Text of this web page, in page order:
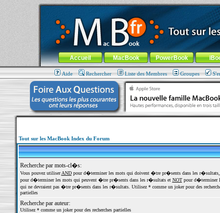
MacBook-fr.com : 100% Apple... 100% nomade !
Aller au contenu-Aller au menu général-Aller au menu de
Menu général
Accueil MacBook PowerBook
Aide Rechercher Liste des Membres Groupes
Tout sur les MacBook Index du Forum
Recherche par mots-cl�s:
Vous pouvez utiliserANDpour d�terminer les mots qui doivent �tre pr�sents dans les
pour d�terminer les mots qui peuvent �tre pr�sents dans les r�sultats et NOTpour d�terminer
qui ne devraient pas �tre pr�sents dans les r�sultats. Utilisez * comme un joker pour des
partielles
Recherche par auteur:
Utilisez * comme un joker pour des recherches partielles